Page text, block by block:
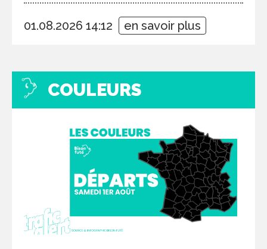
01.08.2026 14:12 en savoir plus
COULEURS